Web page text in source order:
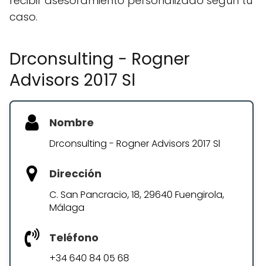
caso.
Drconsulting - Rogner
Advisors 2017 Sl
Nombre
Drconsulting - Rogner Advisors 2017 Sl
Dirección
C. San Pancracio, 18, 29640 Fuengirola,
Málaga
Teléfono
+34 640 84 05 68